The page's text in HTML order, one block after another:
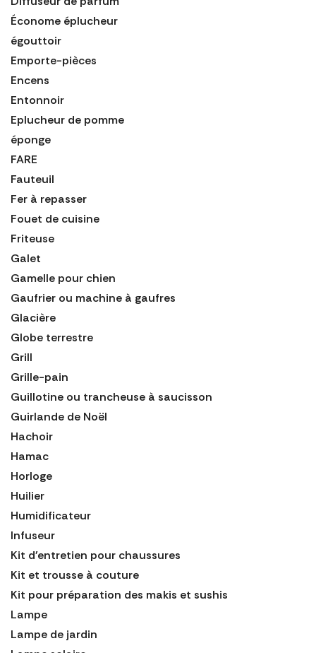
Économe éplucheur
égouttoir
Emporte-pièces
Encens
Entonnoir
Eplucheur de pomme
éponge
FARE
Fauteuil
Fer à repasser
Fouet de cuisine
Friteuse
Galet
Gamelle pour chien
Gaufrier ou machine à gaufres
Glacière
Globe terrestre
Grill
Grille-pain
Guillotine ou trancheuse à saucisson
Guirlande de Noël
Hachoir
Hamac
Horloge
Huilier
Humidificateur
Infuseur
Kit d'entretien pour chaussures
Kit et trousse à couture
Kit pour préparation des makis et sushis
Lampe
Lampe de jardin